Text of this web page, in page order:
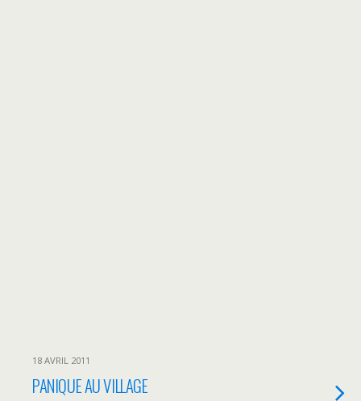
18 AVRIL 2011
PANIQUE AU VILLAGE